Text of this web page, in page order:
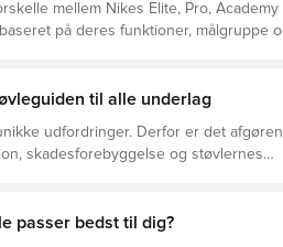
mellem Nikes Elite, Pro, Academy
på deres funktioner, målgruppe
til alle underlag
udfordringer. Derfor er det
skadesforebyggelse og støvlernes
passer bedst til dig?